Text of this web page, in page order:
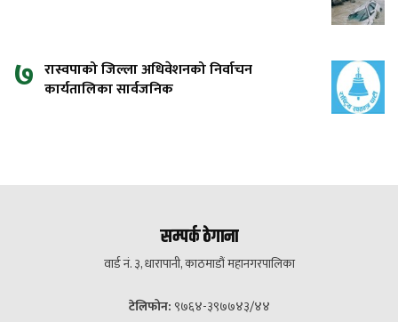
७ रास्वपाको जिल्ला अधिवेशनको निर्वाचन
कार्यतालिका सार्वजनिक
सम्पर्क ठेगाना
वार्ड नं. ३, धारापानी, काठमाडौं महानगरपालिका
टेलिफोन: ९७६४-३९७७४३/४४